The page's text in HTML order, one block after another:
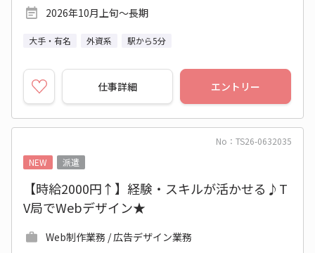
2026年10月上旬～長期
大手・有名 外資系 駅から5分
仕事詳細 エントリー
No：TS26-0632035
NEW
派遣
【時給2000円↑】経験・スキルが活かせる♪T
V局でWebデザイン★
Web制作業務 / 広告デザイン業務